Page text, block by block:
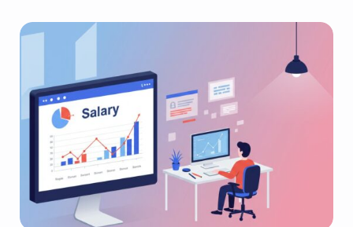
SmartRecruiters par TechCrunch marque un tournant
majeur dans […]